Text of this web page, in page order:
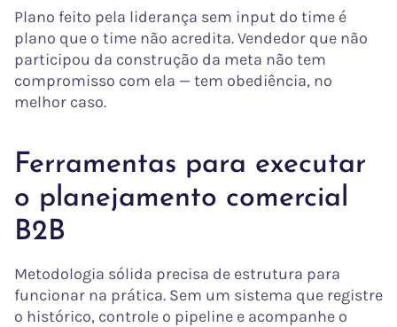
Plano feito pela liderança sem input do time é
plano que o time não acredita. Vendedor que não
participou da construção da meta não tem
compromisso com ela — tem obediência, no
melhor caso.
Ferramentas para executar
o planejamento comercial
B2B
Metodologia sólida precisa de estrutura para
funcionar na prática. Sem um sistema que registre
o histórico, controle o pipeline e acompanhe o